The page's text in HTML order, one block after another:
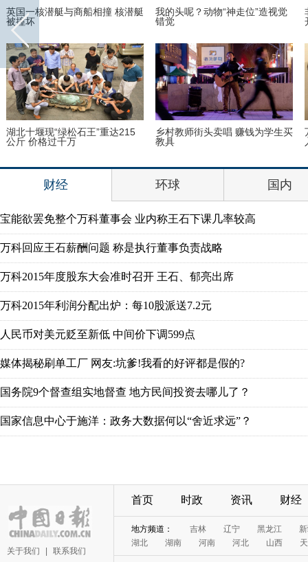
英国一核潜艇与商船相撞 核潜艇
被撞坏
我的头呢？动物“神走位”造视觉
错觉
湖北十堰现“绿松石王”重达215
公斤 价格过千万
乡村教师街头卖唱 赚钱为学生买
教具
财经 环球 国内
宝能欲罢免整个万科董事会 业内称王石下课几率较高
万科回应王石薪酬问题 称是执行董事负责战略
万科2015年度股东大会准时召开 王石、郁亮出席
万科2015年利润分配出炉：每10股派送7.2元
人民币对美元贬至新低 中间价下调599点
媒体揭秘刷单工厂 网友:坑爹!我看的好评都是假的?
国务院9个督查组实地督查 地方民间投资去哪儿了？
国家信息中心于施洋：政务大数据何以“舍近求远”？
关于我们 联系我们
首页 时政 资讯 财经
地方频道： 吉林 辽宁 黑龙江
湖北
湖南 河南 河北 山西